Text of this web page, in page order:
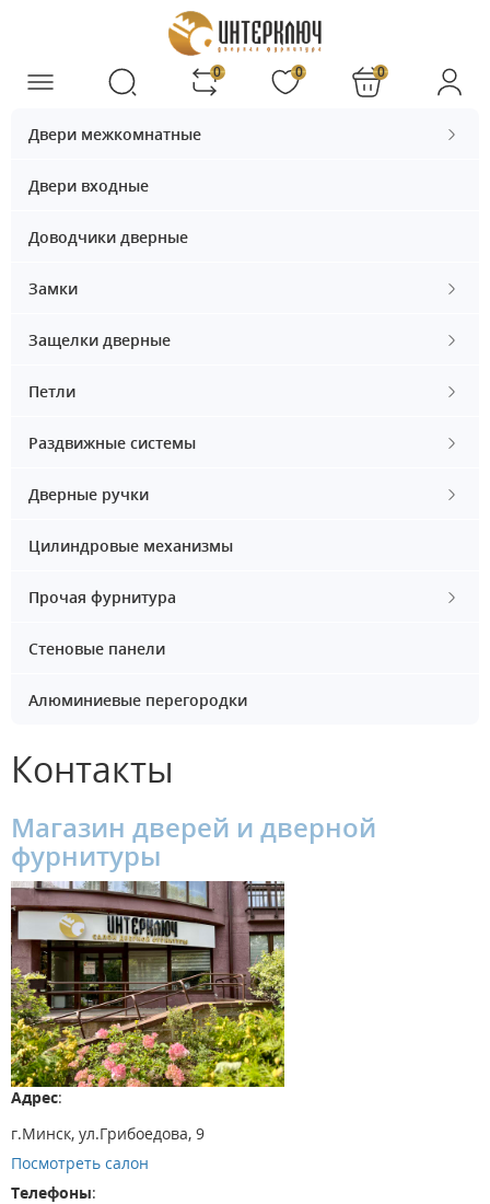
0 0 0
Двери межкомнатные
Двери входные
Доводчики дверные
Замки
Защелки дверные
Петли
Раздвижные системы
Дверные ручки
Цилиндровые механизмы
Прочая фурнитура
Стеновые панели
Алюминиевые перегородки
Контакты
Магазин дверей и дверной
фурнитуры
Адрес:
г.Минск, ул.Грибоедова, 9
Посмотреть салон
Телефоны: